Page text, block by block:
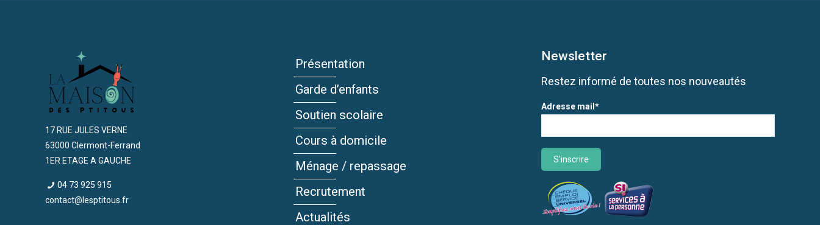
17 RUE JULES VERNE
63000 Clermont-Ferrand
1ER ETAGE A GAUCHE
04 73 925 915
contact@lesptitous.fr
Présentation
Garde d’enfants
Soutien scolaire
Cours à domicile
Ménage / repassage
Recrutement
Actualités
Newsletter
Restez informé de toutes nos nouveautés
Adresse mail*